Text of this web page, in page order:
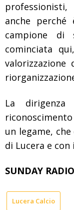
anche
campione di
cominciata
valorizzazione
La
un legame,
di Lucera e
SUNDAY
Lucera Calcio